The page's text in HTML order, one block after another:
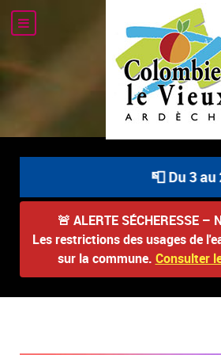
📮 Du 3 au
🚨 ALERTE SÉCHERESSE –
Les restrictions des usages de
sur la commune. Consulter